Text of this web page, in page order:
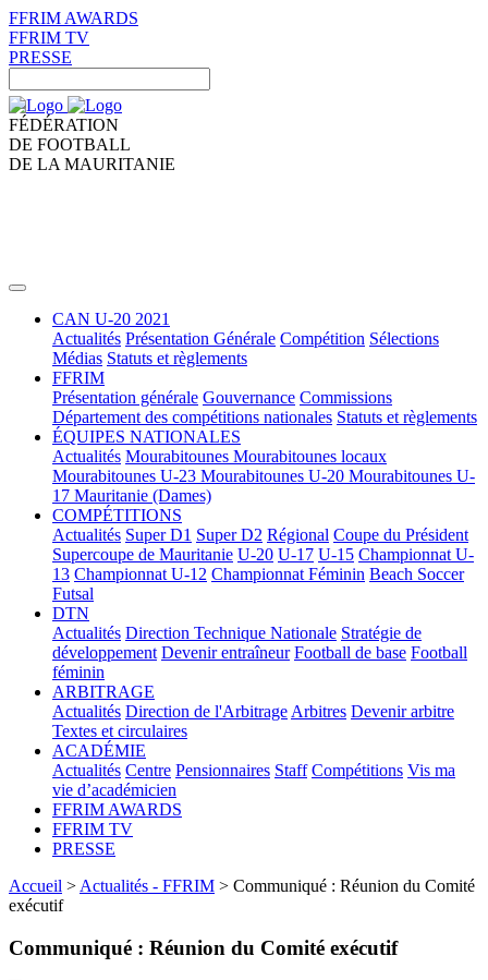
FFRIM AWARDS
FFRIM TV
PRESSE
FÉDÉRATION
DE FOOTBALL
DE LA MAURITANIE
CAN U-20 2021
Actualités Présentation Générale Compétition Sélections
Médias Statuts et règlements
FFRIM
Présentation générale Gouvernance Commissions
Département des compétitions nationales Statuts et règlements
ÉQUIPES NATIONALES
Actualités Mourabitounes Mourabitounes locaux
Mourabitounes U-23 Mourabitounes U-20 Mourabitounes U-
17 Mauritanie (Dames)
COMPÉTITIONS
Actualités Super D1 Super D2 Régional Coupe du Président
Supercoupe de Mauritanie U-20 U-17 U-15 Championnat U-
13 Championnat U-12 Championnat Féminin Beach Soccer
Futsal
DTN
Actualités Direction Technique Nationale Stratégie de
développement Devenir entraîneur Football de base Football
féminin
ARBITRAGE
Actualités Direction de l'Arbitrage Arbitres Devenir arbitre
Textes et circulaires
ACADÉMIE
Actualités Centre Pensionnaires Staff Compétitions Vis ma
vie d’académicien
FFRIM AWARDS
FFRIM TV
PRESSE
Accueil > Actualités - FFRIM > Communiqué : Réunion du Comité
exécutif
Communiqué : Réunion du Comité exécutif